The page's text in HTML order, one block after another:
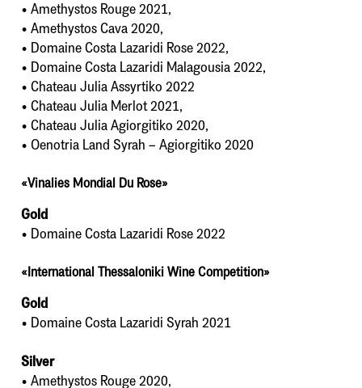
• Amethystos Rouge 2021,
• Amethystos Cava 2020,
• Domaine Costa Lazaridi Rose 2022,
• Domaine Costa Lazaridi Malagousia 2022,
• Chateau Julia Assyrtiko 2022
• Chateau Julia Merlot 2021,
• Chateau Julia Agiorgitiko 2020,
• Oenotria Land Syrah – Agiorgitiko 2020
«Vinalies Mondial Du Rose»
Gold
• Domaine Costa Lazaridi Rose 2022
«International Thessaloniki Wine Competition»
Gold
• Domaine Costa Lazaridi Syrah 2021
Silver
• Amethystos Rouge 2020,